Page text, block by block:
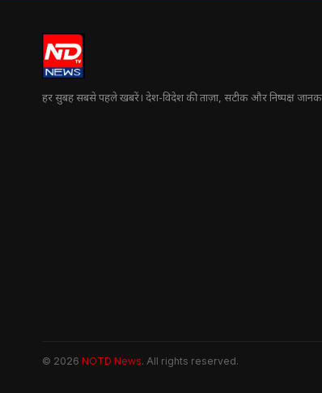
हर सुबह सबसे पहले खबरें। देश-विदेश की ताज़ा, सटीक और निष्पक्ष
© 2026 NOTD News. All rights reserved.